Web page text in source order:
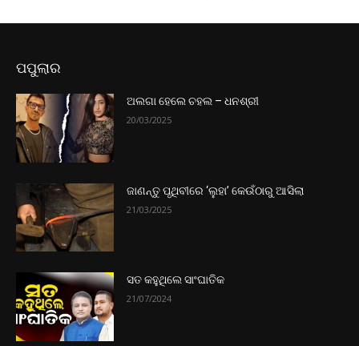
ପପୁଲାର
ଅଲଗା ହେଲେ ଚହଲ – ଧନଶ୍ରୀ
20/03/2025
ଜାଣନ୍ତୁ ପୃଥିବୀରେ ‘ଲୁହା’ କେଉଁଠାରୁ ଆସିଲା
21/03/2025
ସତ କହୁଥିଲେ ସାଂଘାତିକ
21/07/2024